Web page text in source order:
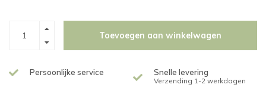
Toevoegen aan winkelwagen
Persoonlijke service Snelle levering
Verzending 1-2 werkdagen